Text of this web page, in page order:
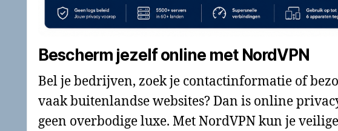
Bescherm jezelf online met NordVPN
Bel je bedrijven, zoek je contactinformatie of
vaak buitenlandse websites? Dan is online
geen overbodige luxe. Met NordVPN kun je